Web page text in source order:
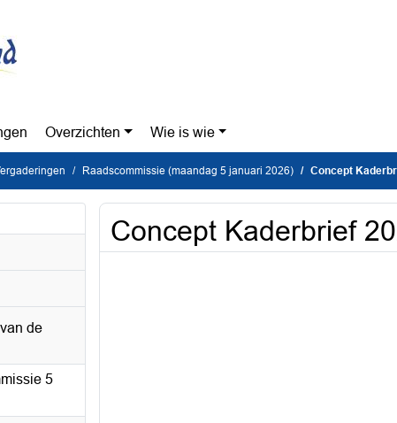
Overzichten Wie is wie
Raadscommissie (maandag 5 januari 2026) Concept
de
5
Concept Kaderbrief